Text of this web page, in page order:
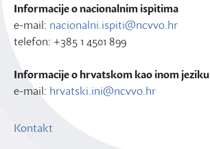
Informacije o nacionalnim ispitima
e-mail: nacionalni.ispiti@ncvvo.hr
telefon: +385 1 4501 899
Informacije o hrvatskom kao inom jeziku
e-mail: hrvatski.ini@ncvvo.hr
Kontakt